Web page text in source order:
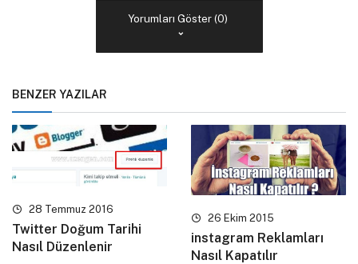
Yorumları Göster (0)
BENZER YAZILAR
28 Temmuz 2016
Twitter Doğum Tarihi
Nasıl Düzenlenir
26 Ekim 2015
instagram Reklamları
Nasıl Kapatılır